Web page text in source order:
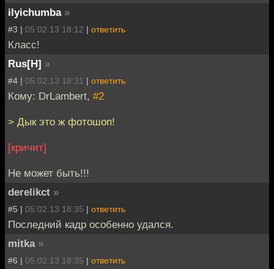
ilyichumba »
#3 | 05.02.13 18:12 | ответить
Класс!
Rus[H] »
#4 | 05.02.13 18:31 | ответить
Кому: DrLambert, #2
> Дык это ж фотошоп!
[кричит]
Не может быть!!!
derelikct »
#5 | 05.02.13 18:35 | ответить
Последний кадр особенно удался.
mitka »
#6 | 05.02.13 18:35 | ответить